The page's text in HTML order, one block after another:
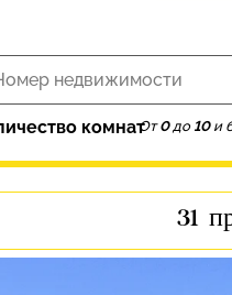
недвижимости
комнатОт 0 до 10 и
31